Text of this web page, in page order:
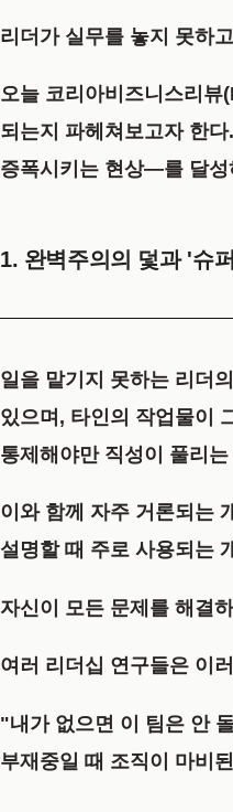
리더가 실무를 놓지 못하
오늘 코리아비즈니스리
되는지 파헤쳐보고자 한
증폭시키는 현상—를 달성
1. 완벽주의의 덫과 '슈
일을 맡기지 못하는 리더
있으며, 타인의 작업물이
통제해야만 직성이 풀리
이와 함께 자주 거론되는
설명할 때 주로 사용되는
자신이 모든 문제를 해결
여러 리더십 연구들은 이
"내가 없으면 이 팀은 안
부재중일 때 조직이 마비